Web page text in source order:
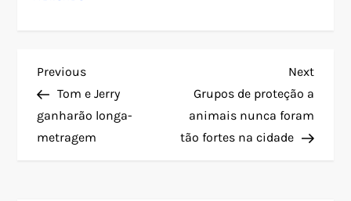
N
a
v
Previous
Post
Previous
Tom e Jerry
ganharão longa-
metragem
Next
Post
Next
Grupos de proteção a
animais nunca foram
tão fortes na cidade